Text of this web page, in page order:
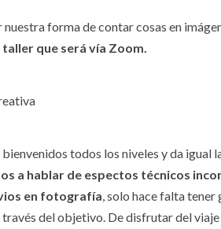
forma de contar cosas en
que será vía Zoom.
todos los niveles y da igual
a hablar de espectos técnicos
en fotografía, solo hace falta tener
del objetivo. De disfrutar del viaje